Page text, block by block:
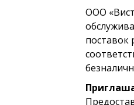
ООО
поставок